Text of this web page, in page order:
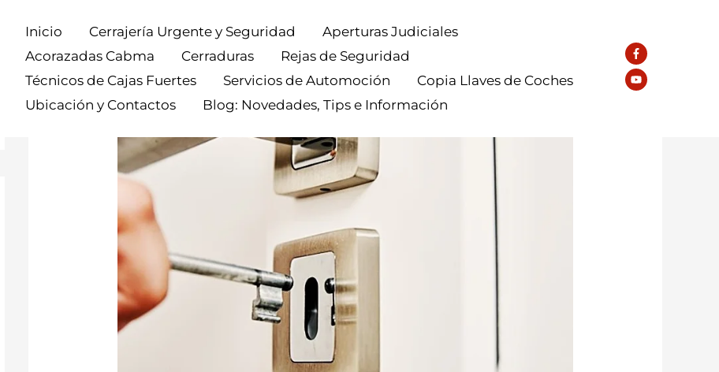
Inicio Cerrajería Urgente y Seguridad
Aperturas Judiciales
Acorazadas Cabma
Cerraduras
Rejas de Seguridad
Técnicos de Cajas Fuertes
Servicios de Automoción
Copia Llaves de Coches
Ubicación y Contactos
Blog: Novedades, Tips e Información